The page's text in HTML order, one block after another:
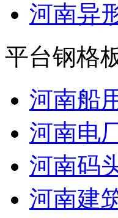
河南异
平台钢格
河南船
河南电
河南码
河南建